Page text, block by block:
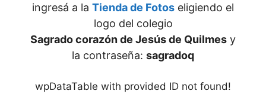
ingresá a la Tienda de Fotos eligiendo el
logo del colegio
Sagrado corazón de Jesús de Quilmes y
la contraseña: sagradoq
wpDataTable with provided ID not found!